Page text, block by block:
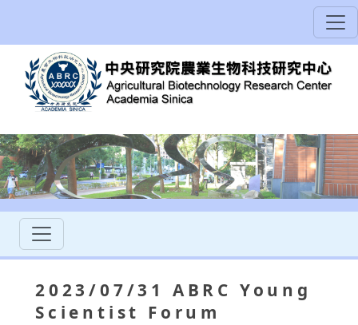
2023/07/31 ABRC Young
Scientist Forum